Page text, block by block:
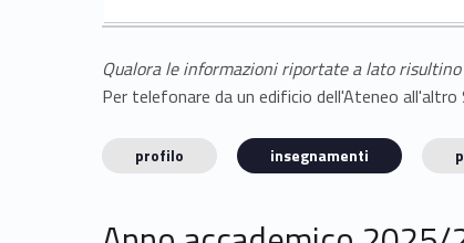
Qualora le informazioni riportate a lato
Per telefonare da un edificio dell'Ateneo
profilo insegnamenti